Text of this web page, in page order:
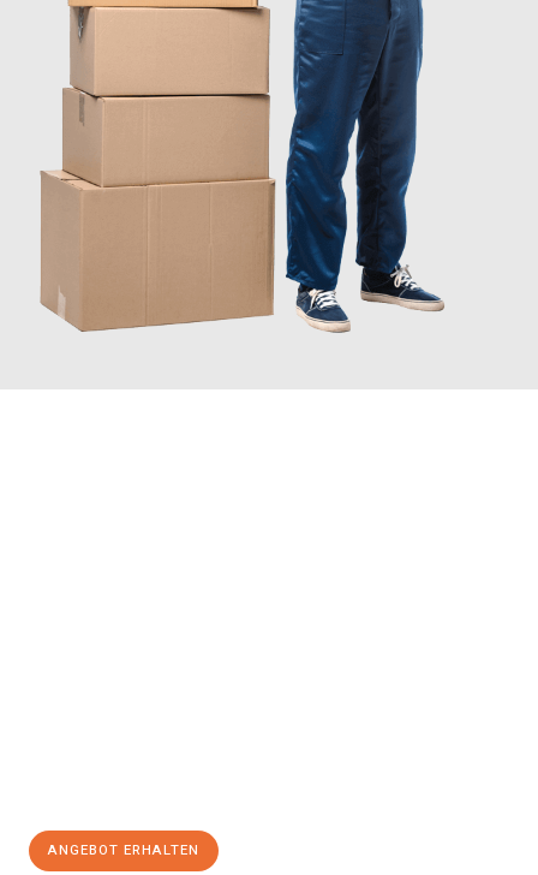
ANGEBOT ERHALTEN